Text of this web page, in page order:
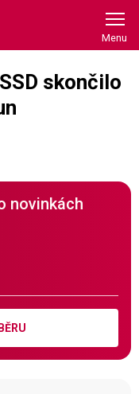
skončilo
novinkách